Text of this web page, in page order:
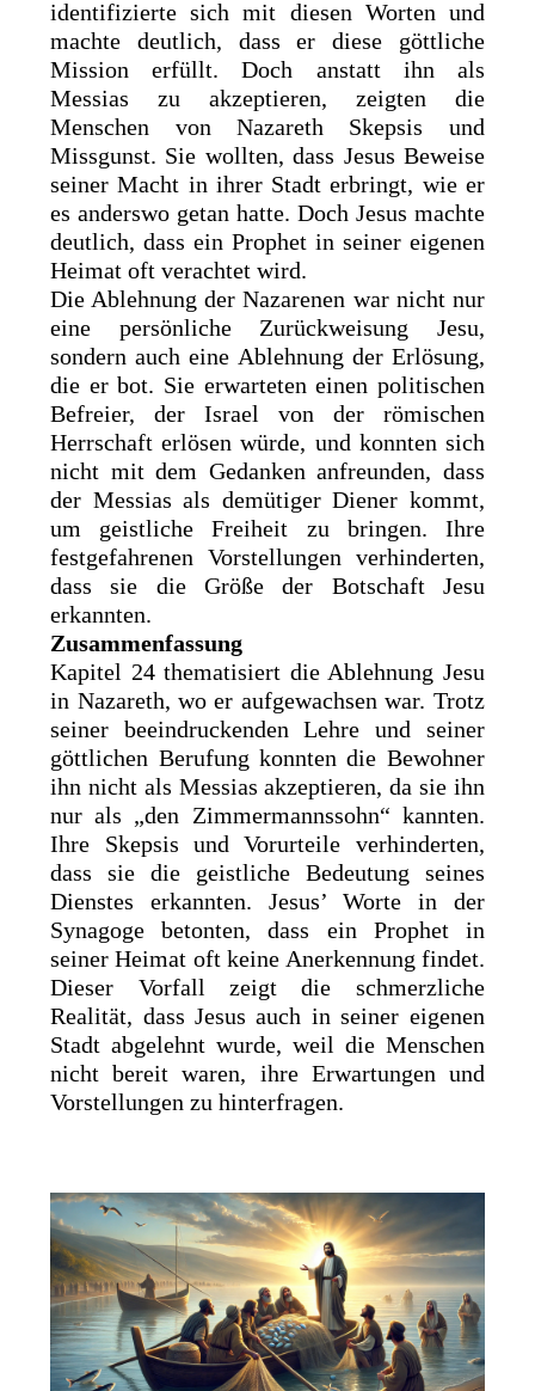
identifizierte sich mit diesen Worten und
machte deutlich, dass er diese göttliche
Mission erfüllt. Doch anstatt ihn als
Messias zu akzeptieren, zeigten die
Menschen von Nazareth Skepsis und
Missgunst. Sie wollten, dass Jesus Beweise
seiner Macht in ihrer Stadt erbringt, wie er
es anderswo getan hatte. Doch Jesus machte
deutlich, dass ein Prophet in seiner eigenen
Heimat oft verachtet wird.
Die Ablehnung der Nazarenen war nicht nur
eine persönliche Zurückweisung Jesu,
sondern auch eine Ablehnung der Erlösung,
die er bot. Sie erwarteten einen politischen
Befreier, der Israel von der römischen
Herrschaft erlösen würde, und konnten sich
nicht mit dem Gedanken anfreunden, dass
der Messias als demütiger Diener kommt,
um geistliche Freiheit zu bringen. Ihre
festgefahrenen Vorstellungen verhinderten,
dass sie die Größe der Botschaft Jesu
erkannten.
Zusammenfassung
Kapitel 24 thematisiert die Ablehnung Jesu
in Nazareth, wo er aufgewachsen war. Trotz
seiner beeindruckenden Lehre und seiner
göttlichen Berufung konnten die Bewohner
ihn nicht als Messias akzeptieren, da sie ihn
nur als „den Zimmermannssohn“ kannten.
Ihre Skepsis und Vorurteile verhinderten,
dass sie die geistliche Bedeutung seines
Dienstes erkannten. Jesus’ Worte in der
Synagoge betonten, dass ein Prophet in
seiner Heimat oft keine Anerkennung findet.
Dieser Vorfall zeigt die schmerzliche
Realität, dass Jesus auch in seiner eigenen
Stadt abgelehnt wurde, weil die Menschen
nicht bereit waren, ihre Erwartungen und
Vorstellungen zu hinterfragen.